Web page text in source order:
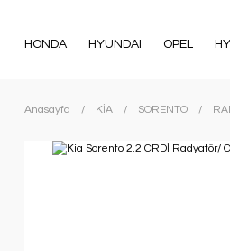
HONDA HYUNDAI OPEL
Anasayfa KİA SORENTO